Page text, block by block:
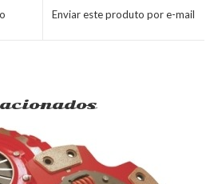
Enviar este produto por e-mail